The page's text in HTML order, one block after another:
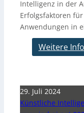
Intelligenz in der
Erfolgsfaktoren
Anwendungen in
Weitere
29. Juli 2024
Künstliche